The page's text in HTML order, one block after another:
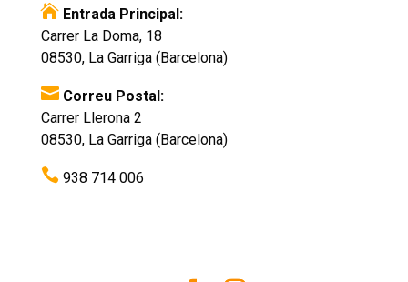
 Entrada Principal:
Carrer La Doma, 18
08530, La Garriga (Barcelona)
 Correu Postal:
Carrer Llerona 2
08530, La Garriga (Barcelona)
938 714 006